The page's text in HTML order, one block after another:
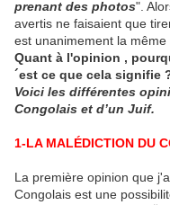
prenant des photos".
avertis ne faisaient que
est unanimement la même
Quant à l'opinion ,
´est ce que cela signifie
Voici les différentes
Congolais et d’un Juif.
1-LA MALÉDICTION DU
La première opinion que
Congolais est une